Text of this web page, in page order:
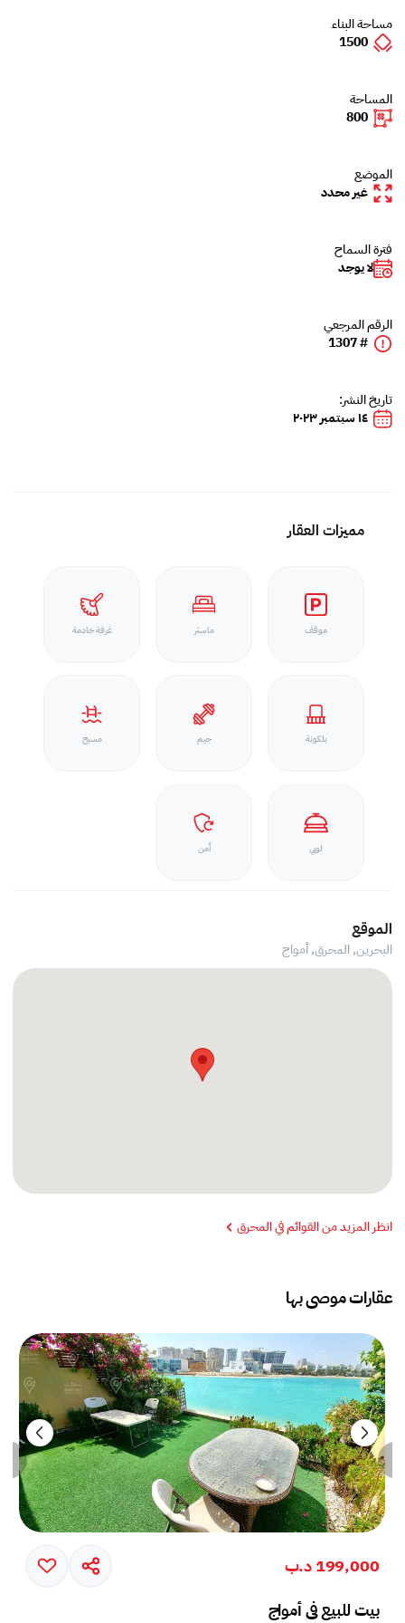
مساحة البناء
1500
المساحة
800
الموضع
غير محدد
فترة السماح
لا يوجد
الرقم المرجعي
# 1307
تاريخ النشر:
١٤ سبتمبر ٢٠٢٣
مميزات العقار
موقف ماستر غرفة خادمة
بلكونة جيم مسبح
لوبي أمن
الموقع
البحرين, المحرق,أمواج
انظر المزيد من القوائم في المحرق
عقارات موصى بها
199,000 د.ب
بيت للبيع في أمواج